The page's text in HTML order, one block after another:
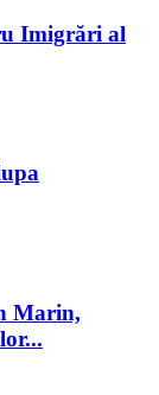
Imigrări al
Marin,